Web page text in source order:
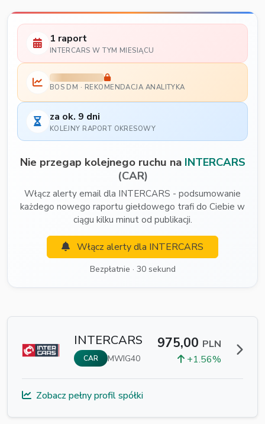
1 raport
INTERCARS W TYM MIESIĄCU
BOS DM · REKOMENDACJA ANALITYKA
za ok. 9 dni
KOLEJNY RAPORT OKRESOWY
Nie przegap kolejnego ruchu na INTERCARS
(CAR)
Włącz alerty email dla INTERCARS - podsumowanie
każdego nowego raportu giełdowego trafi do Ciebie w
ciągu kilku minut od publikacji.
Włącz alerty dla INTERCARS
Bezpłatnie · 30 sekund
INTERCARS
CAR MWIG40
975,00 PLN
+1.56%
Zobacz pełny profil spółki